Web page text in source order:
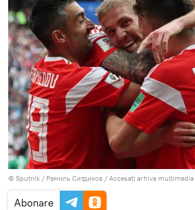
© Sputnik / Рамиль Ситдиков / Accesați arhiva multimedia
Abonare